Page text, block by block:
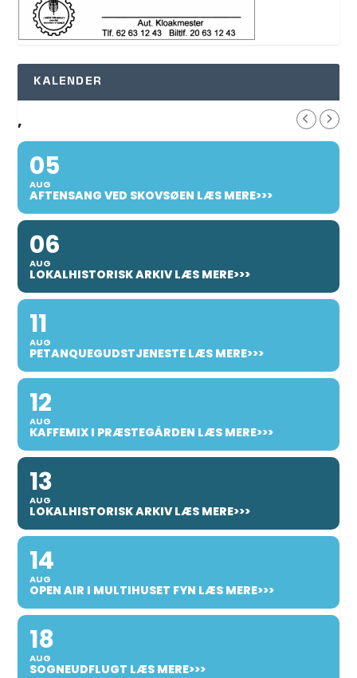
KALENDER
,
05
AUG
AFTENSANG VED SKOVSØEN LÆS MERE>>>
06
AUG
LOKALHISTORISK ARKIV LÆS MERE>>>
11
AUG
PETANQUEGUDSTJENESTE LÆS MERE>>>
12
AUG
KAFFEMIX I PRÆSTEGÅRDEN LÆS MERE>>>
13
AUG
LOKALHISTORISK ARKIV LÆS MERE>>>
14
AUG
OPEN AIR I MULTIHUSET FYN LÆS MERE>>>
18
AUG
SOGNEUDFLUGT LÆS MERE>>>